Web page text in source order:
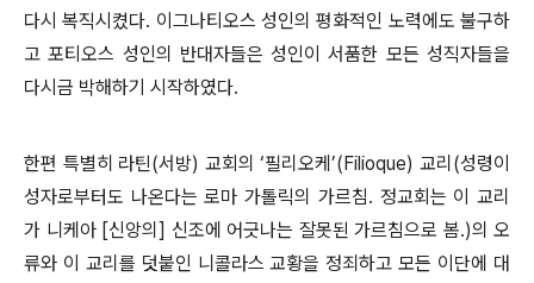
다시 복직시켰다. 이그나티오스 성인의 평화적인 노력에도 불구하
고 포티오스 성인의 반대자들은 성인이 서품한 모든 성직자들을
다시금 박해하기 시작하였다.
한편 특별히 라틴(서방) 교회의 ‘필리오케’(Filioque) 교리(성령이
성자로부터도 나온다는 로마 가톨릭의 가르침. 정교회는 이 교리
가 니케아 [신앙의] 신조에 어긋나는 잘못된 가르침으로 봄.)의 오
류와 이 교리를 덧붙인 니콜라스 교황을 정죄하고 모든 이단에 대